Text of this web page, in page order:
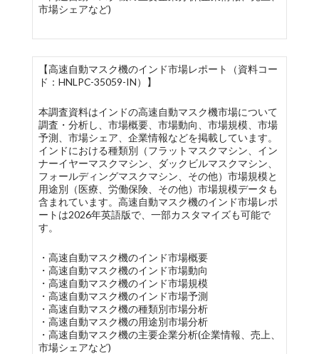
市場シェアなど)
【高速自動マスク機のインド市場レポート（資料コー
ド：HNLPC-35059-IN）】
本調査資料はインドの高速自動マスク機市場について
調査・分析し、市場概要、市場動向、市場規模、市場
予測、市場シェア、企業情報などを掲載しています。
インドにおける種類別（フラットマスクマシン、イン
ナーイヤーマスクマシン、ダックビルマスクマシン、
フォールディングマスクマシン、その他）市場規模と
用途別（医療、労働保険、その他）市場規模データも
含まれています。高速自動マスク機のインド市場レポ
ートは2026年英語版で、一部カスタマイズも可能で
す。
・高速自動マスク機のインド市場概要
・高速自動マスク機のインド市場動向
・高速自動マスク機のインド市場規模
・高速自動マスク機のインド市場予測
・高速自動マスク機の種類別市場分析
・高速自動マスク機の用途別市場分析
・高速自動マスク機の主要企業分析(企業情報、売上、
市場シェアなど)